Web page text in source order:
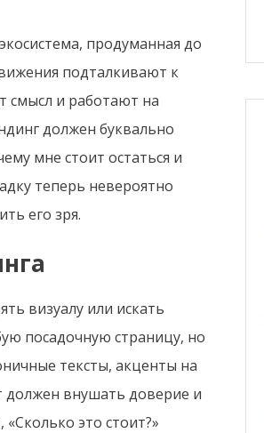
продуманная до
подталкивают к
смысл и работают на
должен буквально
мне стоит остаться и
теперь невероятно
его зря.
визуалу или искать
посадочную страницу, но
тексты, акценты на
должен внушать доверие и
это стоит?»